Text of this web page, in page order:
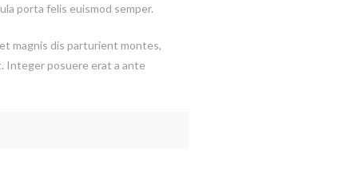
porta felis euismod semper.
magnis dis parturient montes,
Integer posuere erat a ante